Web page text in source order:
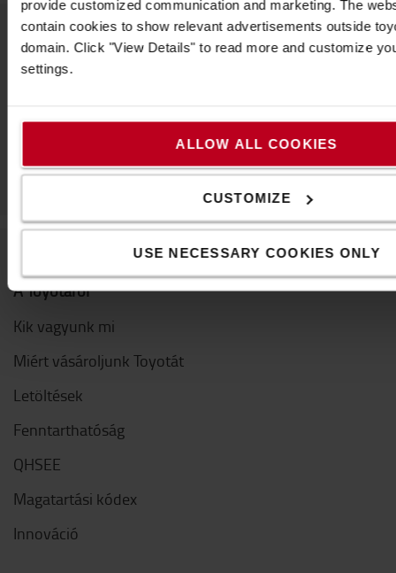
provide customized communication and marketing. The
contain cookies to show relevant advertisements outside
domain. Click "View Details" to read more and customize
settings.
ALLOW ALL COOKIES
CUSTOMIZE
USE NECESSARY COOKIES ONLY
A Toyotáról
Kik vagyunk mi
Miért vásároljunk Toyotát
Letöltések
Fenntarthatóság
QHSEE
Magatartási kódex
Innováció